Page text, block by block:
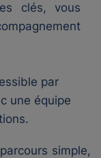
clés, vous
par
une équipe
simple,